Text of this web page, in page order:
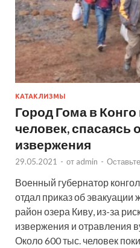
КАТАКЛИЗМЫ
Город Гома в
человек, спасаясь
извержения
29.05.2021 - от admin -
Военный губернатор
отдал приказ об
район озера Киву, из-за
извержения и отравления
Около 600 тыс. человек